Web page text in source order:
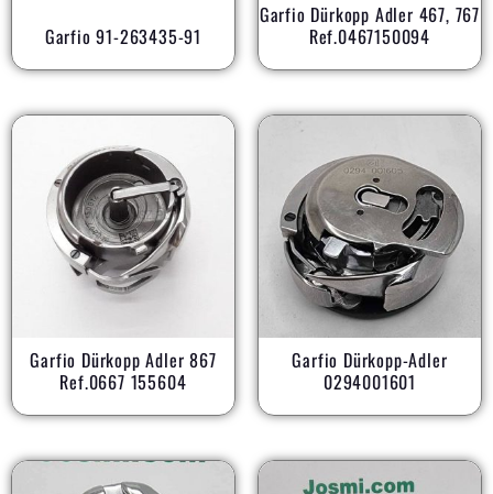
Garfio 91-263435-91
Garfio Dürkopp Adler 467, 767
Ref.0467150094
Garfio Dürkopp Adler 867
Ref.0667 155604
Garfio Dürkopp-Adler
0294001601